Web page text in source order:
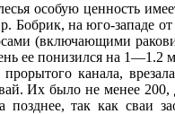
особую ценность
Бобрик, на юго-западе
(включающими
ее понизился на
канала,
Их было не менее
так как сваи